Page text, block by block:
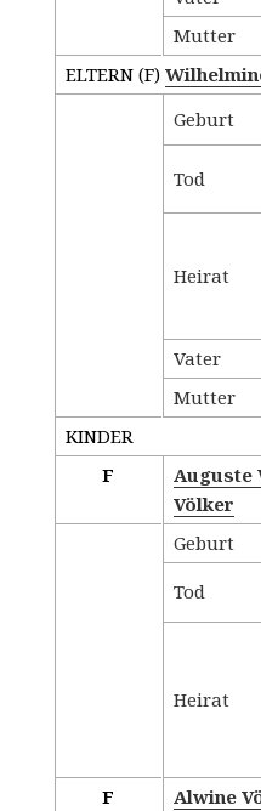
Mutter
ELTERN (F)
Geburt
Tod
Heirat
Vater
Mutter
KINDER
F
Auguste
Völker
Geburt
Tod
Heirat
F
Alwine